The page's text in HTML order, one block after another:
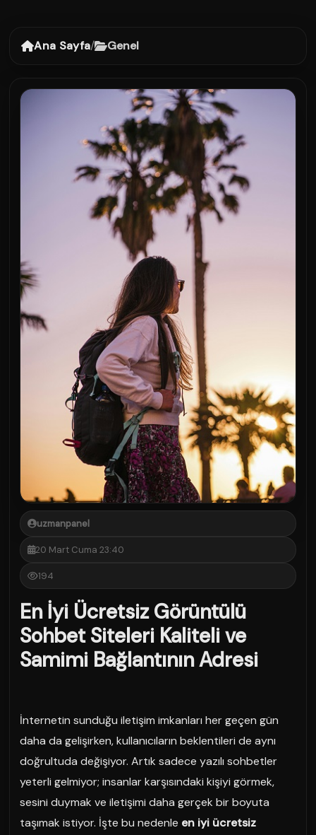
Ana Sayfa/ Genel
uzmanpanel
20 Mart Cuma 23:40
194
En İyi Ücretsiz Görüntülü
Sohbet Siteleri Kaliteli ve
Samimi Bağlantının Adresi
İnternetin sunduğu iletişim imkanları her geçen gün
daha da gelişirken, kullanıcıların beklentileri de aynı
doğrultuda değişiyor. Artık sadece yazılı sohbetler
yeterli gelmiyor; insanlar karşısındaki kişiyi görmek,
sesini duymak ve iletişimi daha gerçek bir boyuta
taşımak istiyor. İşte bu nedenle en iyi ücretsiz